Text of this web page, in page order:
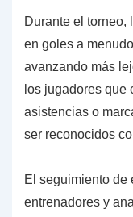
Durante el torneo,
en goles a
avanzando más
los jugadores que
asistencias o
ser reconocidos
El seguimiento de
entrenadores y